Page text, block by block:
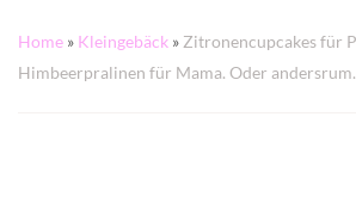
Home » Kleingebäck » Zitronencupcakes für
Himbeerpralinen für Mama. Oder andersrum.